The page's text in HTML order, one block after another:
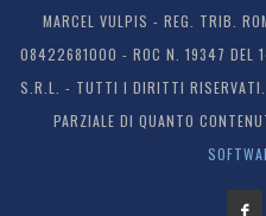
MARCEL VULPIS - REG. TRIB.
08422681000 - ROC N. 19347 DEL
S.R.L. - TUTTI I DIRITTI RISERVATI.
PARZIALE DI QUANTO